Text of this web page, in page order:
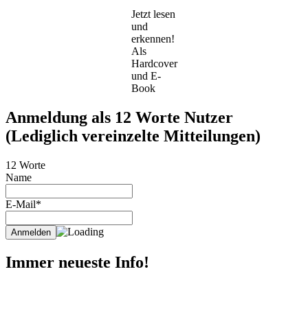
Jetzt lesen
und
erkennen!
Als
Hardcover
und E-
Book
Anmeldung als 12 Worte Nutzer
(Lediglich vereinzelte Mitteilungen)
12 Worte
Name
E-Mail*
Immer neueste Info!